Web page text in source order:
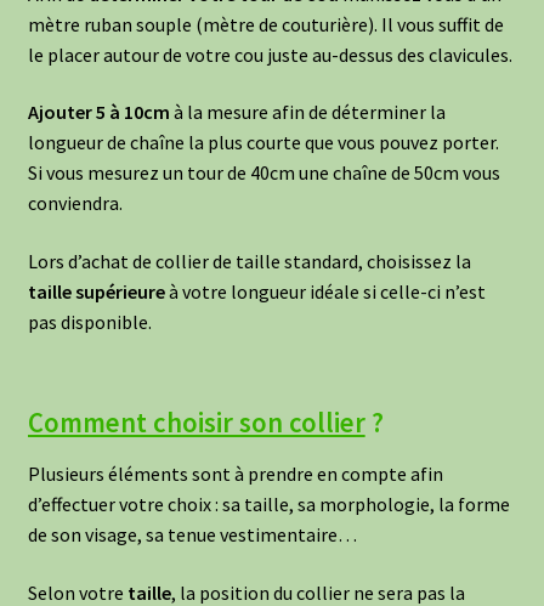
mètre ruban souple (mètre de couturière). Il vous suffit de
le placer autour de votre cou juste au-dessus des clavicules.
Ajouter 5 à 10cm à la mesure afin de déterminer la
longueur de chaîne la plus courte que vous pouvez porter.
Si vous mesurez un tour de 40cm une chaîne de 50cm vous
conviendra.
Lors d’achat de collier de taille standard, choisissez la
taille supérieureà votre longueur idéale si celle-ci n’est
pas disponible.
Comment choisir son collier?
Plusieurs éléments sont à prendre en compte afin
d’effectuer votre choix : sa taille, sa morphologie, la forme
de son visage, sa tenue vestimentaire…
Selon votre taille, la position du collier ne sera pas la